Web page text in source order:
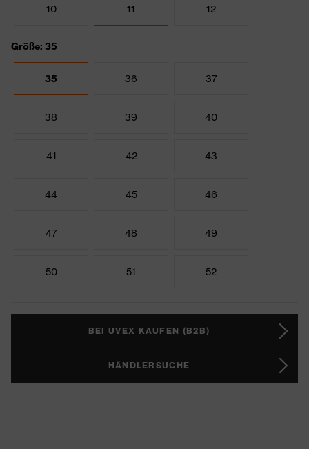
10 11 12
Größe: 35
35 36 37
38 39 40
41 42 43
44 45 46
47 48 49
50 51 52
BEI UVEX KAUFEN (B2B)
HÄNDLERSUCHE